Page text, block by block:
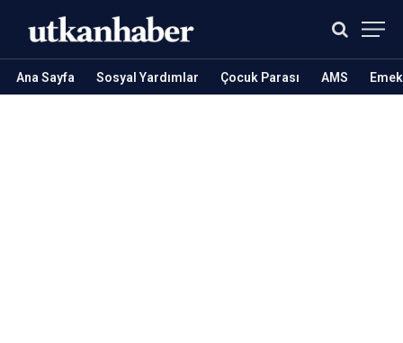
Ana Sayfa Sosyal Yardımlar Çocuk Parası AMS